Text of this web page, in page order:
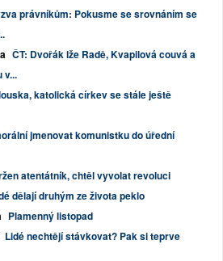
právníkům: Pokusme se srovnáním se
ČT: Dvořák lže Radě, Kvapilová couvá a
v...
katolická církev se stále ještě
jmenovat komunistku do úřední
atentátník, chtěl vyvolat revoluci
dělají druhým ze života peklo
Plamenný listopad
Lidé nechtějí stávkovat? Pak si teprve